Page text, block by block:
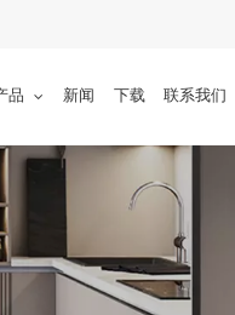
品 新闻 下载 联系我们